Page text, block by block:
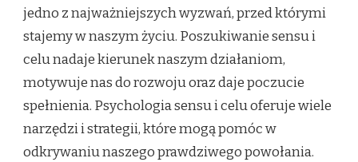
ŻYCIOWE
POWOŁANIE?
PSYCHOLOGIA
SENSU
I
CELU
jedno z najważniejszych wyzwań, przed którymi
stajemy w naszym życiu. Poszukiwanie sensu i
celu nadaje kierunek naszym działaniom,
motywuje nas do rozwoju oraz daje poczucie
spełnienia. Psychologia sensu i celu oferuje wiele
narzędzi i strategii, które mogą pomóc w
odkrywaniu naszego prawdziwego powołania.